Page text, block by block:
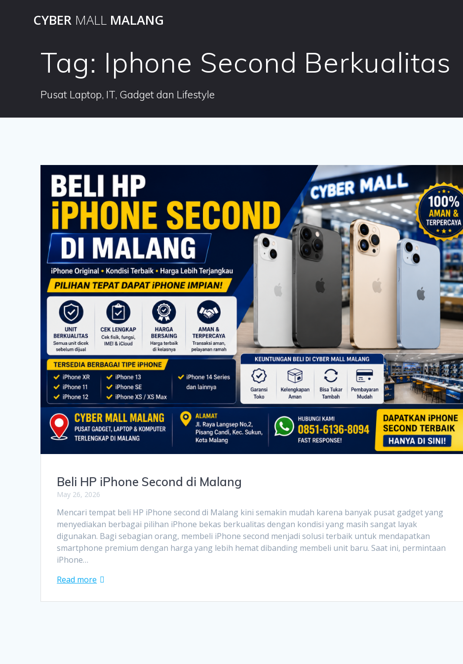
CYBER MALL MALANG
Tag: Iphone Second Berkualitas
Pusat Laptop, IT, Gadget dan Lifestyle
Beli HP iPhone Second di Malang
May 26, 2026
Mencari tempat beli HP iPhone second di Malang kini semakin mudah karena banyak pusat gadget yang
menyediakan berbagai pilihan iPhone bekas berkualitas dengan kondisi yang masih sangat layak
digunakan. Bagi sebagian orang, membeli iPhone second menjadi solusi terbaik untuk mendapatkan
smartphone premium dengan harga yang lebih hemat dibanding membeli unit baru. Saat ini, permintaan
iPhone…
Read more